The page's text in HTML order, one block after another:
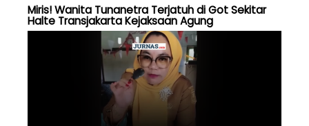
Miris! Wanita Tunanetra Terjatuh di Got Sekitar
Halte Transjakarta Kejaksaan Agung